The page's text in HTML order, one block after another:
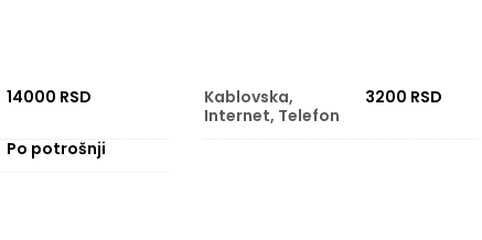
14000 RSD
Kablovska,
Internet, Telefon
3200 RSD
Po potrošnji